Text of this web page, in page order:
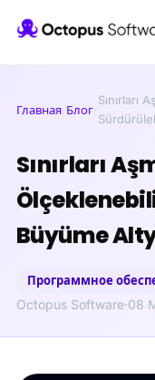
Главная/Блог/
Sınırları
Sınırları
Büyüme
Программное
Octopus Software·08